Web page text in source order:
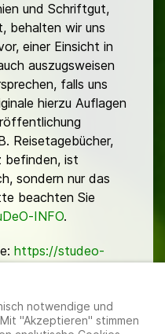
und Schriftgut,
behalten wir uns
einer Einsicht in
auszugsweisen
falls uns
hierzu Auflagen
Reisetagebücher,
befinden, ist
sondern nur das
beachten Sie
INFO.
https://studeo-
notwendige und
"Akzeptieren" stimmen